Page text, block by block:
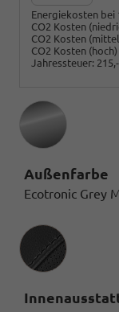
Energiekosten bei
CO2 Kosten
CO2 Kosten
CO2 Kosten (hoch)
Jahressteuer:
Außenfarbe
Ecotronic Grey
Innenausstattung